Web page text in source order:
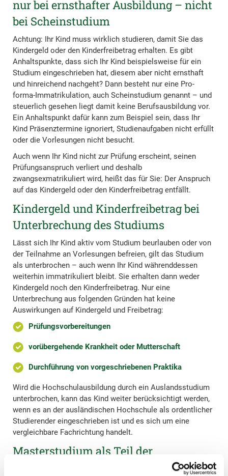
nur bei ernsthafter Ausbildung – nicht
bei Scheinstudium
Achtung: Ihr Kind muss wirklich studieren, damit Sie das
Kindergeld oder den Kinderfreibetrag erhalten. Es gibt
Anhaltspunkte, dass sich Ihr Kind beispielsweise für ein
Studium eingeschrieben hat, diesem aber nicht ernsthaft
und hinreichend nachgeht? Dann besteht nur eine Pro-
forma-Immatrikulation, auch Scheinstudium genannt – und
steuerlich gesehen liegt damit keine Berufsausbildung vor.
Ein Anhaltspunkt dafür kann zum Beispiel sein, dass Ihr
Kind Präsenztermine ignoriert, Studienaufgaben nicht erfüllt
oder die Vorlesungen nicht besucht.
Auch wenn Ihr Kind nicht zur Prüfung erscheint, seinen
Prüfungsanspruch verliert und deshalb
zwangsexmatrikuliert wird, heißt das für Sie: Der Anspruch
auf das Kindergeld oder den Kinderfreibetrag entfällt.
Kindergeld und Kinderfreibetrag bei
Unterbrechung des Studiums
Lässt sich Ihr Kind aktiv vom Studium beurlauben oder von
der Teilnahme an Vorlesungen befreien, gilt das Studium
als unterbrochen – auch wenn Ihr Kind währenddessen
weiterhin immatrikuliert bleibt. Sie erhalten dann weder
Kindergeld noch den Kinderfreibetrag. Nur eine
Unterbrechung aus folgenden Gründen hat keine
Auswirkungen auf Kindergeld und Freibetrag:
Prüfungsvorbereitungen
vorübergehende Krankheit oder Mutterschaft
Durchführung von vorgeschriebenen Praktika
Wird die Hochschulausbildung durch ein Auslandsstudium
unterbrochen, kann das Kind weiter berücksichtigt werden,
wenn es an der ausländischen Hochschule als ordentlicher
Studierender eingeschrieben ist und es sich um eine
vergleichbare Fachrichtung handelt.
Masterstudium als Teil der